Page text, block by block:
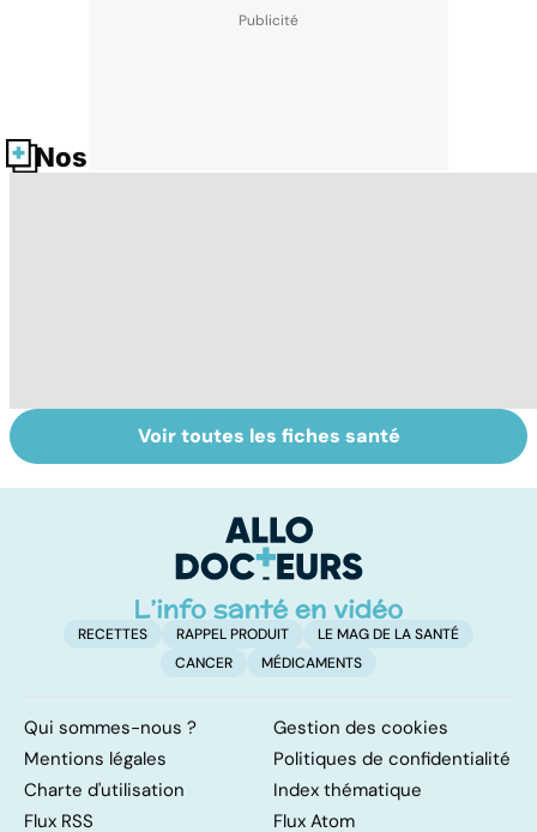
Nos fiches santé
Donner son corps
à la science
La greffe, du
prélèvement à la
Voir toutes les fiches santé
RECETTES RAPPEL PRODUIT
LE MAG DE LA SANTÉ
CANCER
MÉDICAMENTS
Qui sommes-nous ?
Gestion des cookies
Mentions légales
Politiques de confidentialité
Charte d'utilisation
Index thématique
Flux RSS
Flux Atom